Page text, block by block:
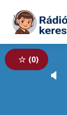
Tovább a
0
🔈